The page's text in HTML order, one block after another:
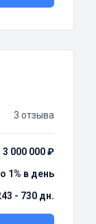
3 отзыва
000 000 ₽
1% в день
- 730 дн.